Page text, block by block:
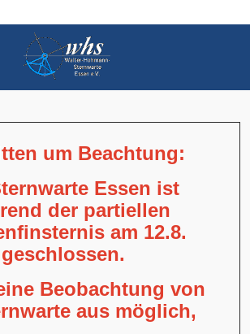
um Beachtung:
Essen ist
der partiellen
am 12.8.
geschlossen.
Beobachtung von
aus möglich,